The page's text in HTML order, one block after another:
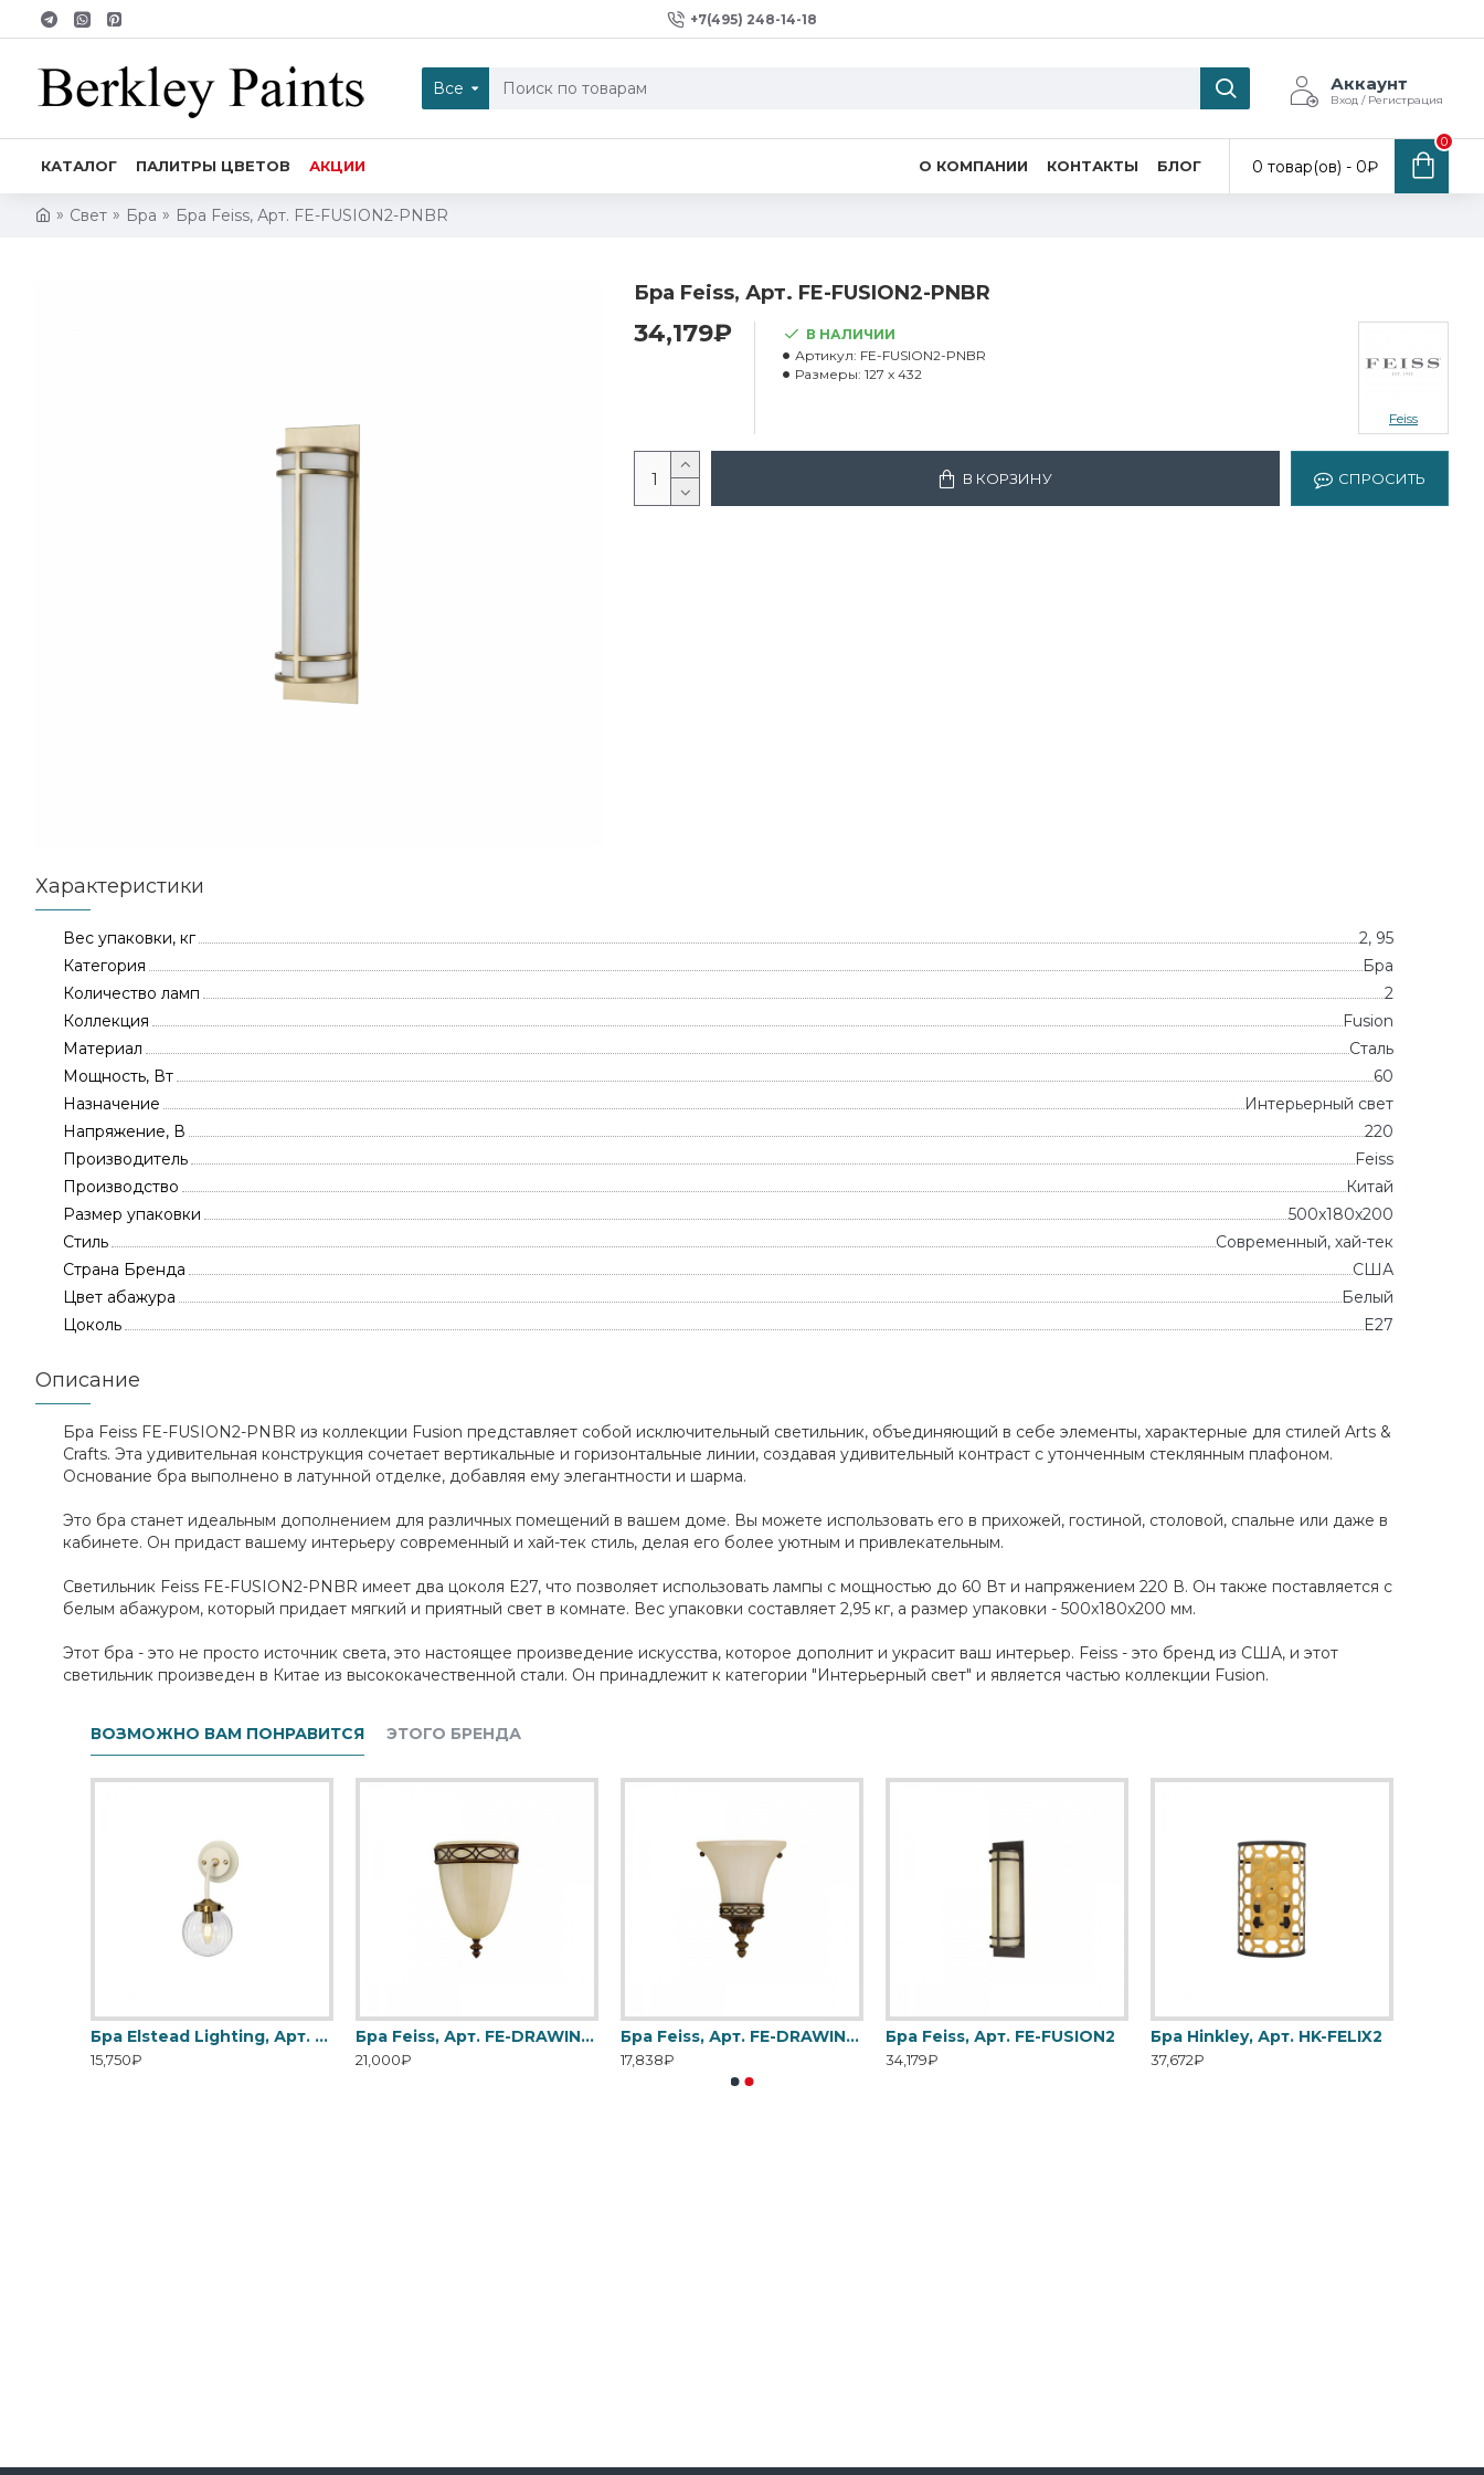
+7(495) 248-14-18
Все Аккаунт
Вход / Регистрация
КАТАЛОГ ПАЛИТРЫ ЦВЕТОВ АКЦИИ О КОМПАНИИ КОНТАКТЫ БЛОГ 0 товар(ов) - 0₽
0
Свет Бра Бра Feiss, Арт. FE-FUSION2-PNBR
Бра Feiss, Арт. FE-FUSION2-PNBR
34,179₽
В НАЛИЧИИ
Артикул: FE-FUSION2-PNBR
Размеры: 127 x 432
Feiss
В КОРЗИНУ СПРОСИТЬ
Характеристики
Вес упаковки, кг
2, 95
Категория
Бра
Количество ламп
2
Коллекция
Fusion
Материал
Сталь
Мощность, Вт
60
Назначение
Интерьерный свет
Напряжение, В
220
Производитель
Feiss
Производство
Китай
Размер упаковки
500x180x200
Стиль
Современный, хай-тек
Страна Бренда
CША
Цвет абажура
Белый
Цоколь
E27
Описание
Бра Feiss FE-FUSION2-PNBR из коллекции Fusion представляет собой исключительный светильник, объединяющий в себе элементы, характерные для стилей Arts &
Crafts. Эта удивительная конструкция сочетает вертикальные и горизонтальные линии, создавая удивительный контраст с утонченным стеклянным плафоном.
Основание бра выполнено в латунной отделке, добавляя ему элегантности и шарма.
Это бра станет идеальным дополнением для различных помещений в вашем доме. Вы можете использовать его в прихожей, гостиной, столовой, спальне или даже в
кабинете. Он придаст вашему интерьеру современный и хай-тек стиль, делая его более уютным и привлекательным.
Светильник Feiss FE-FUSION2-PNBR имеет два цоколя E27, что позволяет использовать лампы с мощностью до 60 Вт и напряжением 220 В. Он также поставляется с
белым абажуром, который придает мягкий и приятный свет в комнате. Вес упаковки составляет 2,95 кг, а размер упаковки - 500x180x200 мм.
Этот бра - это не просто источник света, это настоящее произведение искусства, которое дополнит и украсит ваш интерьер. Feiss - это бренд из США, и этот
светильник произведен в Китае из высококачественной стали. Он принадлежит к категории "Интерьерный свет" и является частью коллекции Fusion.
ВОЗМОЖНО ВАМ ПОНРАВИТСЯ ЭТОГО БРЕНДА
Бра Elstead Lighting, Арт. DL-COSMOS1
15,750₽
Бра Feiss, Арт. FE-DRAWING-ROOM-WU1
21,000₽
Бра Feiss, Арт. FE-DRAWING-ROOM-WU2
17,838₽
Бра Feiss, Арт. FE-FUSION2
34,179₽
Бра Hinkley, Арт. HK-FELIX2
37,672₽